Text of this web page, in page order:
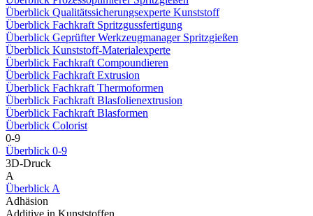
Überblick Qualitätssicherungsexperte Kunststoff
Überblick Fachkraft Spritzgussfertigung
Überblick Geprüfter Werkzeugmanager Spritzgießen
Überblick Kunststoff-Materialexperte
Überblick Fachkraft Compoundieren
Überblick Fachkraft Extrusion
Überblick Fachkraft Thermoformen
Überblick Fachkraft Blasfolienextrusion
Überblick Fachkraft Blasformen
Überblick Colorist
0-9
Überblick 0-9
3D-Druck
A
Überblick A
Adhäsion
Additive in Kunststoffen